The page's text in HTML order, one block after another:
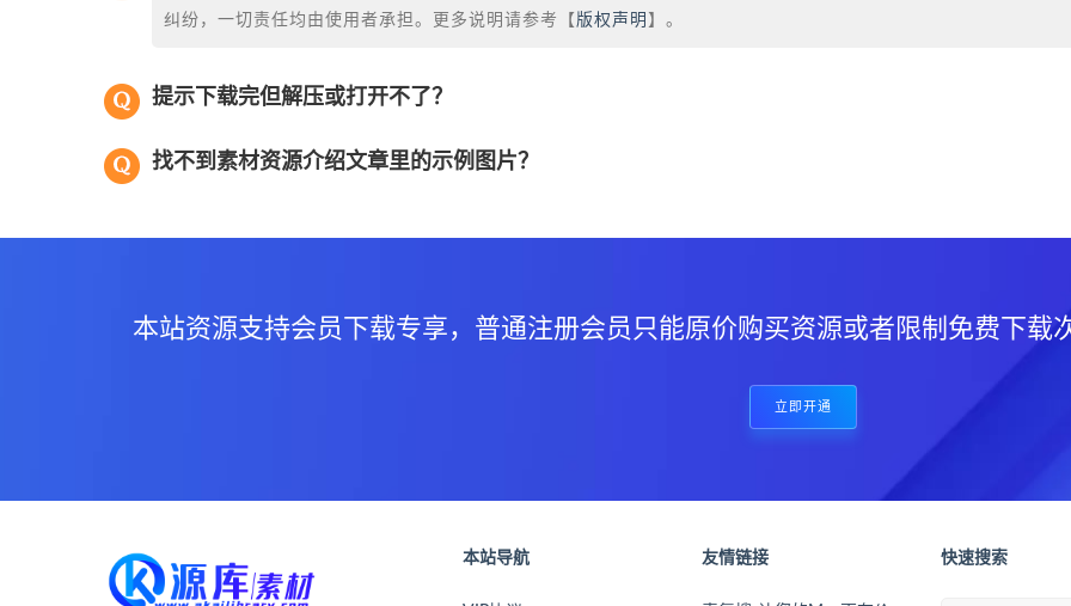
纠纷，一切责任均由使用者承担。更多说明请参考【 版权声明 】。
提示下载完但解压或打开不了？
找不到素材资源介绍文章里的示例图片？
本站资源支持会员下载专享，普通注册会员只能原价购买资源或者限制免费下载
立即开通
本站导航 友情链接 快速搜索